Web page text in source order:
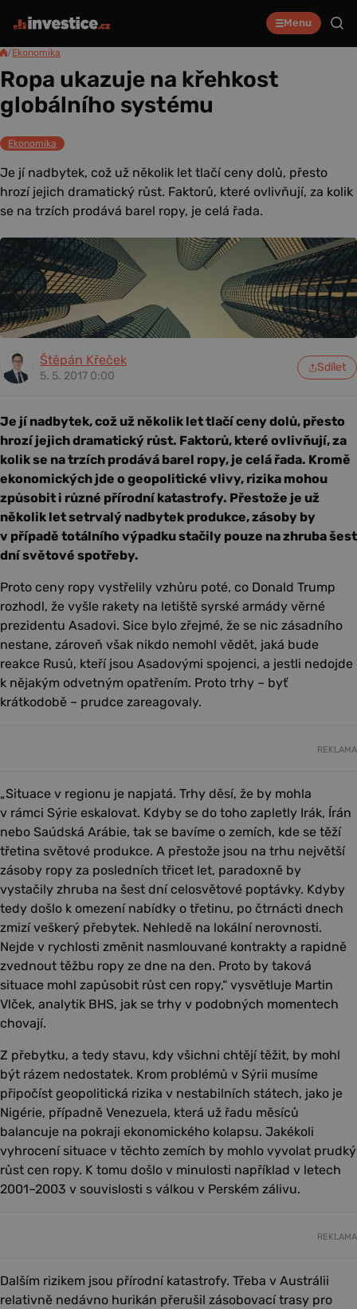
Menu
/Ekonomika
Ropa ukazuje na křehkost
globálního systému
Ekonomika
Je jí nadbytek, což už několik let tlačí ceny dolů, přesto
hrozí jejich dramatický růst. Faktorů, které ovlivňují, za kolik
se na trzích prodává barel ropy, je celá řada.
Štěpán Křeček
5. 5. 2017 0:00
Sdílet
Je jí nadbytek, což už několik let tlačí ceny dolů, přesto
hrozí jejich dramatický růst. Faktorů, které ovlivňují, za
kolik se na trzích prodává barel ropy, je celá řada. Kromě
ekonomických jde o geopolitické vlivy, rizika mohou
způsobit i různé přírodní katastrofy. Přestože je už
několik let setrvalý nadbytek produkce, zásoby by
v případě totálního výpadku stačily pouze na zhruba šest
dní světové spotřeby.
Proto ceny ropy vystřelily vzhůru poté, co Donald Trump
rozhodl, že vyšle rakety na letiště syrské armády věrné
prezidentu Asadovi. Sice bylo zřejmé, že se nic zásadního
nestane, zároveň však nikdo nemohl vědět, jaká bude
reakce Rusů, kteří jsou Asadovými spojenci, a jestli nedojde
k nějakým odvetným opatřením. Proto trhy – byť
krátkodobě – prudce zareagovaly.
REKLAMA
„Situace v regionu je napjatá. Trhy děsí, že by mohla
v rámci Sýrie eskalovat. Kdyby se do toho zapletly Irák, Írán
nebo Saúdská Arábie, tak se bavíme o zemích, kde se těží
třetina světové produkce. A přestože jsou na trhu největší
zásoby ropy za posledních třicet let, paradoxně by
vystačily zhruba na šest dní celosvětové poptávky. Kdyby
tedy došlo k omezení nabídky o třetinu, po čtrnácti dnech
zmizí veškerý přebytek. Nehledě na lokální nerovnosti.
Nejde v rychlosti změnit nasmlouvané kontrakty a rapidně
zvednout těžbu ropy ze dne na den. Proto by taková
situace mohl zapůsobit růst cen ropy,“ vysvětluje Martin
Vlček, analytik BHS, jak se trhy v podobných momentech
chovají.
Z přebytku, a tedy stavu, kdy všichni chtějí těžit, by mohl
být rázem nedostatek. Krom problémů v Sýrii musíme
připočíst geopolitická rizika v nestabilních státech, jako je
Nigérie, případně Venezuela, která už řadu měsíců
balancuje na pokraji ekonomického kolapsu. Jakékoli
vyhrocení situace v těchto zemích by mohlo vyvolat prudký
růst cen ropy. K tomu došlo v minulosti například v letech
2001–2003 v souvislosti s válkou v Perském zálivu.
REKLAMA
Dalším rizikem jsou přírodní katastrofy. Třeba v Austrálii
relativně nedávno hurikán přerušil zásobovací trasy pro